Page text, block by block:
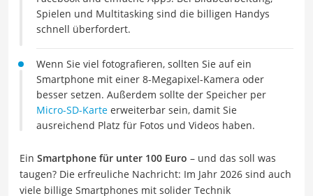
Spielen und Multitasking sind die billigen Handys
schnell überfordert.
Wenn Sie viel fotografieren, sollten Sie auf ein
Smartphone mit einer 8-Megapixel-Kamera oder
besser setzen. Außerdem sollte der Speicher per
Micro-SD-Karte erweiterbar sein, damit Sie
ausreichend Platz für Fotos und Videos haben.
Ein Smartphone für unter 100 Euro – und das soll was
taugen? Die erfreuliche Nachricht: Im Jahr 2026 sind auch
viele billige Smartphones mit solider Technik